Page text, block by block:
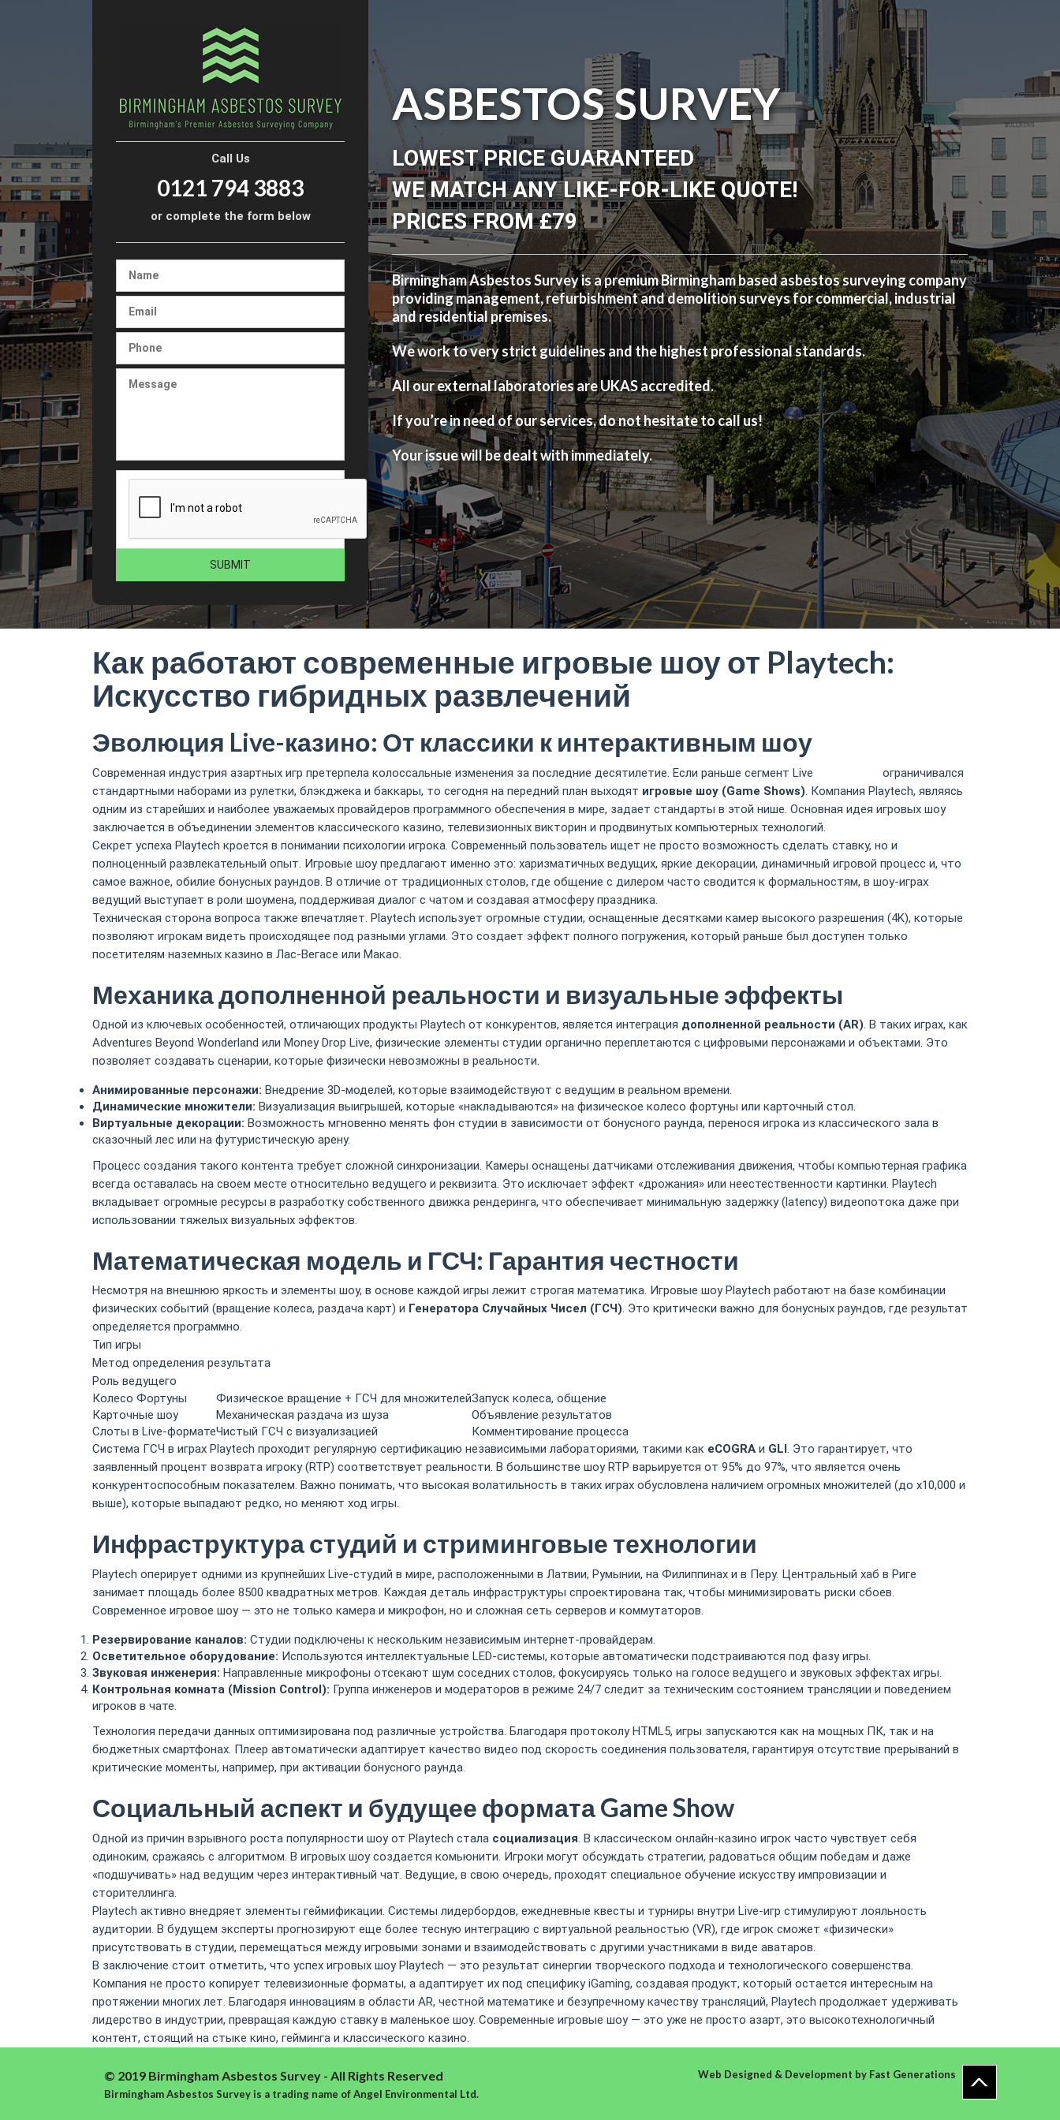
Call Us
0121 794 3883
or complete the form below
ASBESTOS SURVEY
LOWEST PRICE GUARANTEED
WE MATCH ANY LIKE-FOR-LIKE QUOTE!
PRICES FROM £79
Birmingham Asbestos Survey is a premium Birmingham based asbestos surveying company
providing management, refurbishment and demolition surveys for commercial, industrial
and residential premises.
We work to very strict guidelines and the highest professional standards.
All our external laboratories are UKAS accredited.
If you’re in need of our services, do not hesitate to call us!
Your issue will be dealt with immediately.
Как работают современные игровые шоу от Playtech:
Искусство гибридных развлечений
Эволюция Live-казино: От классики к интерактивным шоу
Современная индустрия азартных игр претерпела колоссальные изменения за последние десятилетие. Если раньше сегмент Live
ограничивался
стандартными наборами из рулетки, блэкджека и баккары, то сегодня на передний план выходят игровые шоу (Game Shows) . Компания Playtech, являясь
одним из старейших и наиболее уважаемых провайдеров программного обеспечения в мире, задает стандарты в этой нише. Основная идея игровых шоу
заключается в объединении элементов классического казино, телевизионных викторин и продвинутых компьютерных технологий.
Секрет успеха Playtech кроется в понимании психологии игрока. Современный пользователь ищет не просто возможность сделать ставку, но и
полноценный развлекательный опыт. Игровые шоу предлагают именно это: харизматичных ведущих, яркие декорации, динамичный игровой процесс и, что
самое важное, обилие бонусных раундов. В отличие от традиционных столов, где общение с дилером часто сводится к формальностям, в шоу-играх
ведущий выступает в роли шоумена, поддерживая диалог с чатом и создавая атмосферу праздника.
Техническая сторона вопроса также впечатляет. Playtech использует огромные студии, оснащенные десятками камер высокого разрешения (4K), которые
позволяют игрокам видеть происходящее под разными углами. Это создает эффект полного погружения, который раньше был доступен только
посетителям наземных казино в Лас-Вегасе или Макао.
Механика дополненной реальности и визуальные эффекты
Одной из ключевых особенностей, отличающих продукты Playtech от конкурентов, является интеграция дополненной реальности (AR). В таких играх, как
Adventures Beyond Wonderland или Money Drop Live, физические элементы студии органично переплетаются с цифровыми персонажами и объектами. Это
позволяет создавать сценарии, которые физически невозможны в реальности.
Анимированные персонажи: Внедрение 3D-моделей, которые взаимодействуют с ведущим в реальном времени.
Динамические множители: Визуализация выигрышей, которые «накладываются» на физическое колесо фортуны или карточный стол.
Виртуальные декорации: Возможность мгновенно менять фон студии в зависимости от бонусного раунда, перенося игрока из классического зала в
сказочный лес или на футуристическую арену.
Процесс создания такого контента требует сложной синхронизации. Камеры оснащены датчиками отслеживания движения, чтобы компьютерная графика
всегда оставалась на своем месте относительно ведущего и реквизита. Это исключает эффект «дрожания» или неестественности картинки. Playtech
вкладывает огромные ресурсы в разработку собственного движка рендеринга, что обеспечивает минимальную задержку (latency) видеопотока даже при
использовании тяжелых визуальных эффектов.
Математическая модель и ГСЧ: Гарантия честности
Несмотря на внешнюю яркость и элементы шоу, в основе каждой игры лежит строгая математика. Игровые шоу Playtech работают на базе комбинации
физических событий (вращение колеса, раздача карт) и Генератора Случайных Чисел (ГСЧ). Это критически важно для бонусных раундов, где результат
определяется программно.
Тип игры
Метод определения результата
Роль ведущего
Колесо Фортуны
Физическое вращение + ГСЧ для множителейЗапуск колеса, общение
Карточные шоу
Механическая раздача из шуза
Объявление результатов
Слоты в Live-форматеЧистый ГСЧ с визуализацией
Комментирование процесса
Система ГСЧ в играх Playtech проходит регулярную сертификацию независимыми лабораториями, такими как eCOGRA и GLI. Это гарантирует, что
заявленный процент возврата игроку (RTP) соответствует реальности. В большинстве шоу RTP варьируется от 95% до 97%, что является очень
конкурентоспособным показателем. Важно понимать, что высокая волатильность в таких играх обусловлена наличием огромных множителей (до х10,000 и
выше), которые выпадают редко, но меняют ход игры.
Инфраструктура студий и стриминговые технологии
Playtech оперирует одними из крупнейших Live-студий в мире, расположенными в Латвии, Румынии, на Филиппинах и в Перу. Центральный хаб в Риге
занимает площадь более 8500 квадратных метров. Каждая деталь инфраструктуры спроектирована так, чтобы минимизировать риски сбоев.
Современное игровое шоу — это не только камера и микрофон, но и сложная сеть серверов и коммутаторов.
Резервирование каналов: Студии подключены к нескольким независимым интернет-провайдерам.
Осветительное оборудование: Используются интеллектуальные LED-системы, которые автоматически подстраиваются под фазу игры.
Звуковая инженерия: Направленные микрофоны отсекают шум соседних столов, фокусируясь только на голосе ведущего и звуковых эффектах игры.
Контрольная комната (Mission Control): Группа инженеров и модераторов в режиме 24/7 следит за техническим состоянием трансляции и поведением
игроков в чате.
Технология передачи данных оптимизирована под различные устройства. Благодаря протоколу HTML5, игры запускаются как на мощных ПК, так и на
бюджетных смартфонах. Плеер автоматически адаптирует качество видео под скорость соединения пользователя, гарантируя отсутствие прерываний в
критические моменты, например, при активации бонусного раунда.
Социальный аспект и будущее формата Game Show
Одной из причин взрывного роста популярности шоу от Playtech стала социализация . В классическом онлайн-казино игрок часто чувствует себя
одиноким, сражаясь с алгоритмом. В игровых шоу создается комьюнити. Игроки могут обсуждать стратегии, радоваться общим победам и даже
«подшучивать» над ведущим через интерактивный чат. Ведущие, в свою очередь, проходят специальное обучение искусству импровизации и
сторителлинга.
Playtech активно внедряет элементы геймификации. Системы лидербордов, ежедневные квесты и турниры внутри Live-игр стимулируют лояльность
аудитории. В будущем эксперты прогнозируют еще более тесную интеграцию с виртуальной реальностью (VR), где игрок сможет «физически»
присутствовать в студии, перемещаться между игровыми зонами и взаимодействовать с другими участниками в виде аватаров.
В заключение стоит отметить, что успех игровых шоу Playtech — это результат синергии творческого подхода и технологического совершенства.
Компания не просто копирует телевизионные форматы, а адаптирует их под специфику iGaming, создавая продукт, который остается интересным на
протяжении многих лет. Благодаря инновациям в области AR, честной математике и безупречному качеству трансляций, Playtech продолжает удерживать
лидерство в индустрии, превращая каждую ставку в маленькое шоу. Современные игровые шоу — это уже не просто азарт, это высокотехнологичный
контент, стоящий на стыке кино, гейминга и классического казино.
© 2019 Birmingham Asbestos Survey - All Rights Reserved
Birmingham Asbestos Survey is a trading name of Angel Environmental Ltd.
Web Designed & Development by Fast Generations